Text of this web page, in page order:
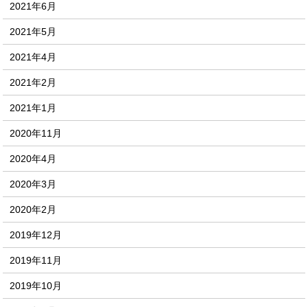
2021年6月
2021年5月
2021年4月
2021年2月
2021年1月
2020年11月
2020年4月
2020年3月
2020年2月
2019年12月
2019年11月
2019年10月